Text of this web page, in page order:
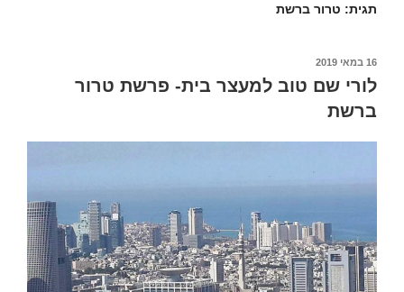
תגית: טרור ברשת
פורסם
16 במאי 2019
לורי שם טוב למעצר בית- פרשת טרור
ברשת